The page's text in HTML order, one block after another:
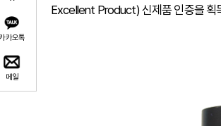
카오톡
메일
Excellent Product) 신제품 인증을